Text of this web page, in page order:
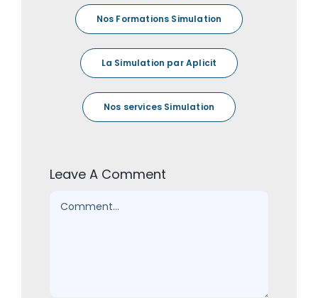
Nos Formations Simulation
La Simulation par Aplicit
Nos services Simulation
Leave A Comment
Comment